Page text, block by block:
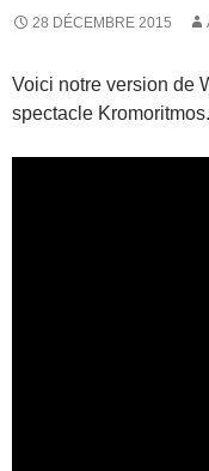
28 DÉCEMBRE 2015
Voici notre version de
spectacle Kromoritmos.